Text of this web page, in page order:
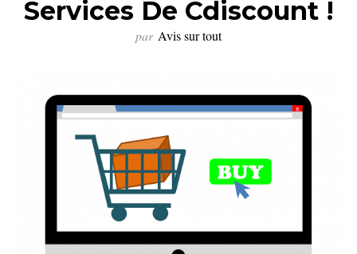
Services De Cdiscount !
par Avis sur tout